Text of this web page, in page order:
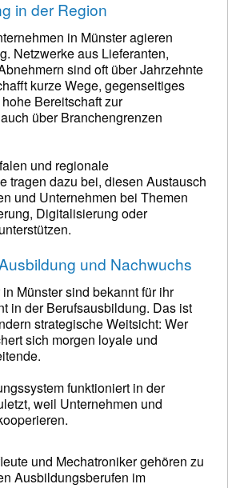
in der Region
in Münster agieren
Netzwerke aus Lieferanten,
sind oft über Jahrzehnte
kurze Wege, gegenseitiges
Bereitschaft zur
über Branchengrenzen
und regionale
tragen dazu bei, diesen Austausch
und Unternehmen bei Themen
Digitalisierung oder
und Nachwuchs
Münster sind bekannt für ihr
in der Berufsausbildung. Das ist
strategische Weitsicht: Wer
sich morgen loyale und
funktioniert in der
weil Unternehmen und
und Mechatroniker gehören zu
Ausbildungsberufen im